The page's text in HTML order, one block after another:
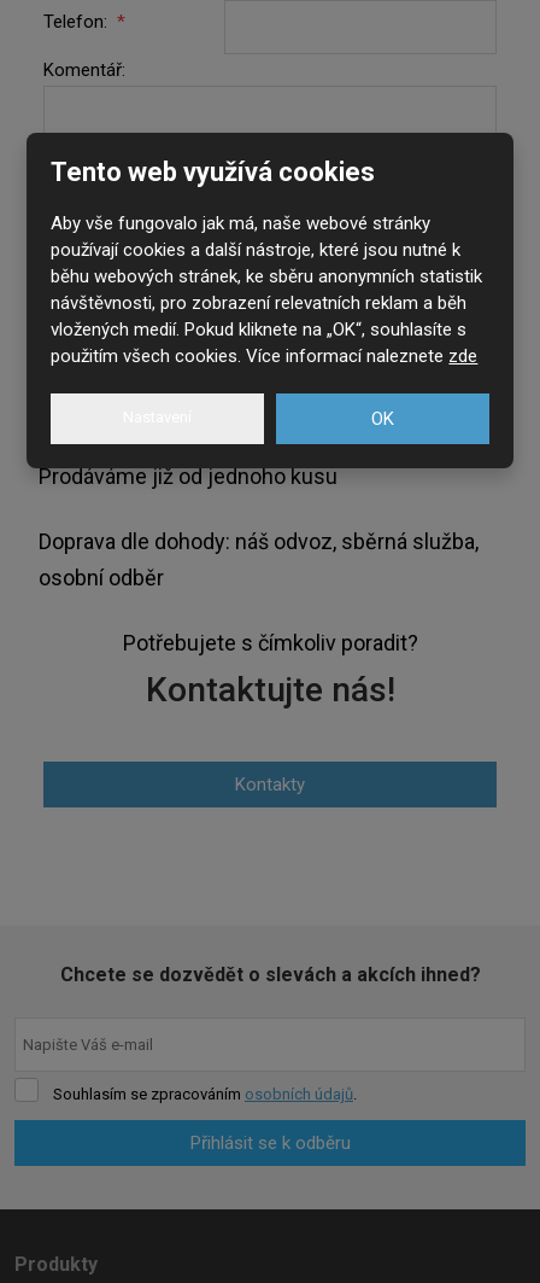
Telefon: *
Komentář:
* údaje s hvězdičkou jsou povinné
Souhlasím se zpracovánímosobních údajů .
se
nepodařilo
Prodáváme již od jednoho kusu
Doprava dle dohody: náš odvoz, sběrná služba,
osobní odběr
Potřebujete s čímkoliv poradit?
Kontaktujte nás!
Kontakty
Chcete se dozvědět o slevách a akcích ihned?
Souhlasím se zpracováním osobních údajů.
Přihlásit se k odběru
se
odeslat.
Produkty
Tento web využívá cookies
Aby vše fungovalo jak má, naše webové stránky
používají cookies a další nástroje, které jsou nutné k
běhu webových stránek, ke sběru anonymních statistik
návštěvnosti, pro zobrazení relevatních reklam a běh
vložených medií. Pokud kliknete na „OK“, souhlasíte s
použitím všech cookies. Více informací naleznete zde
OK